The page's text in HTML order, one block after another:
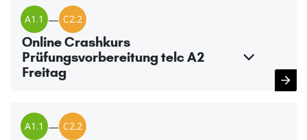
A1.1 — C2.2
Online Crashkurs
Prüfungsvorbereitung telc A2
Freitag
A1.1 — C2.2